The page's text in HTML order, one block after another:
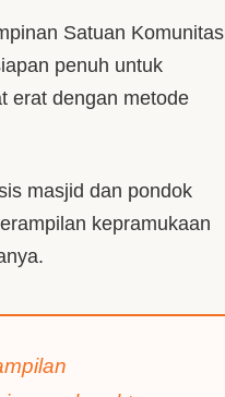
Satuan Komunitas
penuh untuk
erat dengan metode
masjid dan pondok
kepramukaan